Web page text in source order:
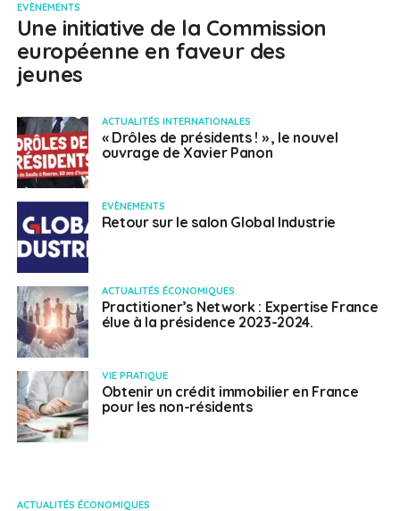
EVÈNEMENTS
Une initiative de la Commission
européenne en faveur des
jeunes
ACTUALITÉS INTERNATIONALES
« Drôles de présidents ! » , le nouvel
ouvrage de Xavier Panon
EVÈNEMENTS
Retour sur le salon Global Industrie
ACTUALITÉS ÉCONOMIQUES
Practitioner’s Network : Expertise France
élue à la présidence 2023-2024.
VIE PRATIQUE
Obtenir un crédit immobilier en France
pour les non-résidents
ACTUALITÉS ÉCONOMIQUES